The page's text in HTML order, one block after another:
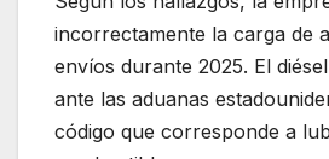
incorrectamente la carga de
envíos durante 2025. El
ante las aduanas
código que corresponde a